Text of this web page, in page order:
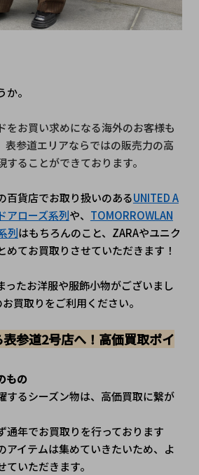
。
をお買い求めになる海外のお客様も
表参道エリアならではの販売力の高
ることができております。
百貨店でお取り扱いのあるUNITED A
アローズ系列や、 TOMORROWLAN
列はもちろんのこと、ZARAやユニク
めてお買取りさせていただきます！
ったお洋服や服飾小物がございまし
買取りをご利用ください。
参道2号店へ！高価買取ポイ
もの
するシーズン物は、高価買取に繋が
通年でお買取りを行っております
アイテムは集めていきたいため、よ
いただきます。